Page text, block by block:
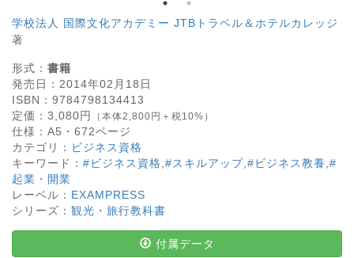
学校法人 国際文化アカデミー JTBトラベル＆ホテルカレッジ
著
形式： 書籍
発売日： 2014年02月18日
ISBN： 9784798134413
定価： 3,080円 （本体2,800円＋税10%）
仕様： A5・ 672ページ
カテゴリ： ビジネス資格
キーワード： #ビジネス資格 #スキルアップ #ビジネス教養 #
起業・開業
レーベル： EXAMPRESS
シリーズ： 観光・旅行教科書
付属データ